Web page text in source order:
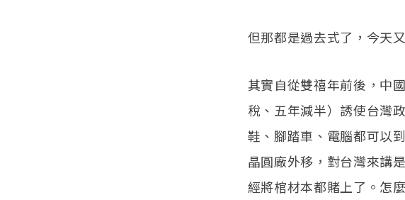
但那都是過去式了，今天
其實自從雙禧年前後，中
稅、五年減半）誘使台灣
鞋、腳踏車、電腦都可以
晶圓廠外移，對台灣來講
經將棺材本都賭上了。怎